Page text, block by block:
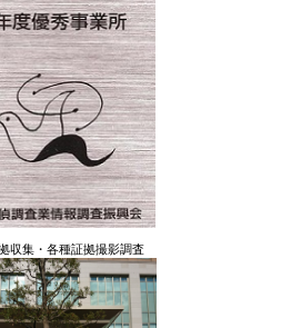
収集・各種証拠撮影調査